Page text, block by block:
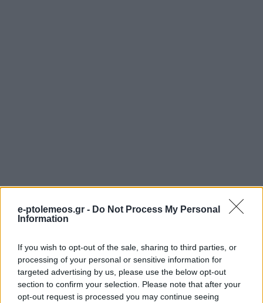
e-ptolemeos.gr - Do Not Process My Personal
Information
If you wish to opt-out of the sale, sharing to third parties, or
processing of your personal or sensitive information for
targeted advertising by us, please use the below opt-out
section to confirm your selection. Please note that after your
opt-out request is processed you may continue seeing
ΡΕΠΟΡΤΆΖ ΤΟΠΙΚΉ ΕΠΙΚΑΙΡΌΤΗΤΑ